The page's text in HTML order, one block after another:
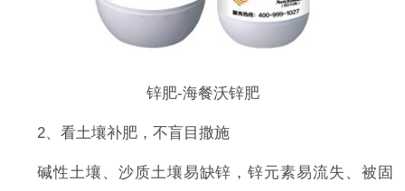
锌肥-海餐沃锌肥
2、看土壤补肥，不盲目撒施
碱性土壤、沙质土壤易缺锌，锌元素易流失、被固